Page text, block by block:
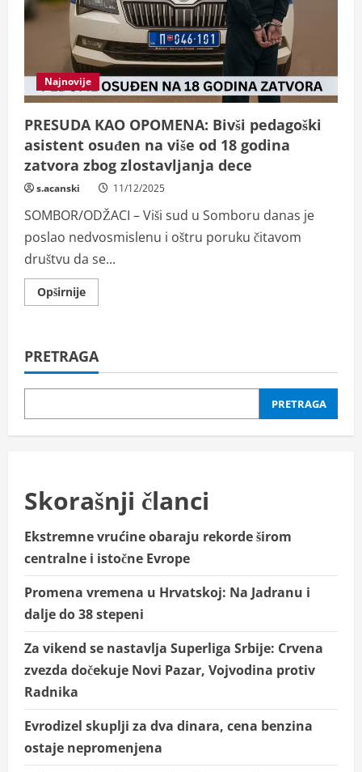
Najnovije
PRESUDA KAO OPOMENA: Bivši pedagoški
asistent osuđen na više od 18 godina
zatvora zbog zlostavljanja dece
s.acanski 11/12/2025
SOMBOR/ODŽACI – Viši sud u Somboru danas je
poslao nedvosmislenu i oštru poruku čitavom
društvu da se...
OpširnijeRead
more
Bivši
pedagoški
osuđen
više
18
dece
PRETRAGA
PRETRAGA
Skorašnji članci
Ekstremne vrućine obaraju rekorde širom
centralne i istočne Evrope
Promena vremena u Hrvatskoj: Na Jadranu i
dalje do 38 stepeni
Za vikend se nastavlja Superliga Srbije: Crvena
zvezda dočekuje Novi Pazar, Vojvodina protiv
Radnika
Evrodizel skuplji za dva dinara, cena benzina
ostaje nepromenjena